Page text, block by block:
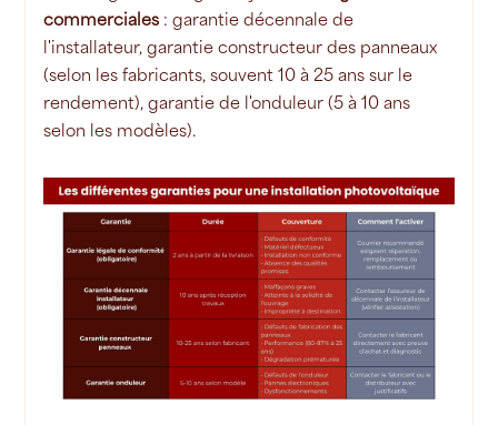
commerciales : garantie décennale de
l'installateur, garantie constructeur des panneaux
(selon les fabricants, souvent 10 à 25 ans sur le
rendement), garantie de l'onduleur (5 à 10 ans
selon les modèles).